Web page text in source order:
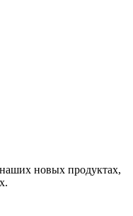
новых продуктах,